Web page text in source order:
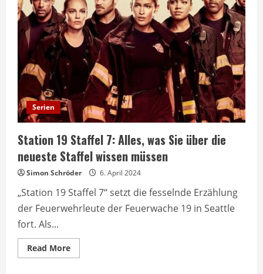
Serien
Station 19 Staffel 7: Alles, was Sie über die
neueste Staffel wissen müssen
Simon Schröder 6. April 2024
„Station 19 Staffel 7“ setzt die fesselnde Erzählung
der Feuerwehrleute der Feuerwache 19 in Seattle
fort. Als...
Read MoreRead
more